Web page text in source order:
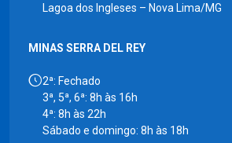
Lagoa dos Ingleses – Nova Lima/MG
MINAS SERRA DEL REY
2ª: Fechado
3ª, 5ª, 6ª: 8h às 16h
4ª: 8h às 22h
Sábado e domingo: 8h às 18h